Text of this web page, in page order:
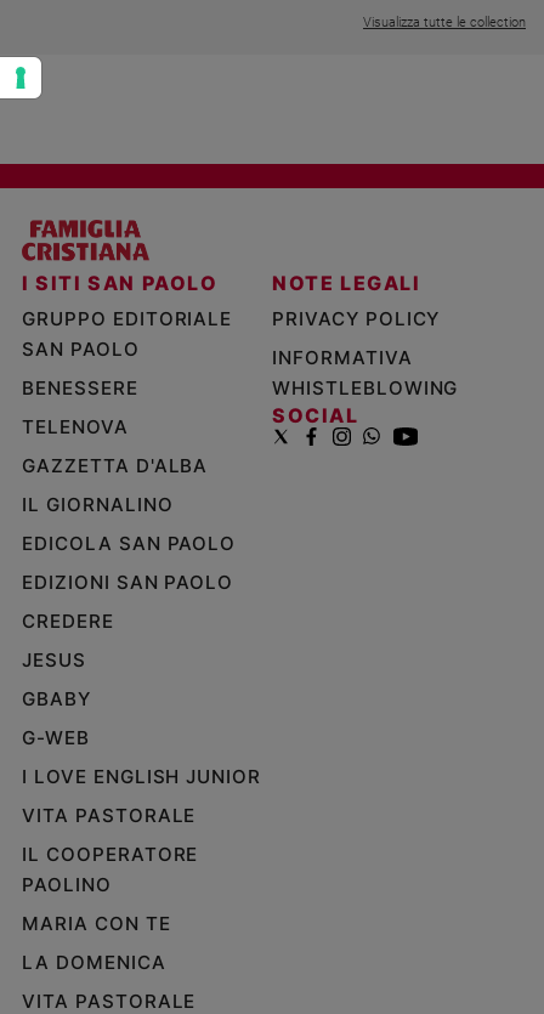
Visualizza tutte le collection
I SITI SAN PAOLO
GRUPPO EDITORIALE
SAN PAOLO
BENESSERE
TELENOVA
GAZZETTA D'ALBA
IL GIORNALINO
EDICOLA SAN PAOLO
EDIZIONI SAN PAOLO
CREDERE
JESUS
GBABY
G-WEB
I LOVE ENGLISH JUNIOR
VITA PASTORALE
IL COOPERATORE
PAOLINO
MARIA CON TE
LA DOMENICA
VITA PASTORALE
NOTE LEGALI
PRIVACY POLICY
INFORMATIVA
WHISTLEBLOWING
SOCIAL